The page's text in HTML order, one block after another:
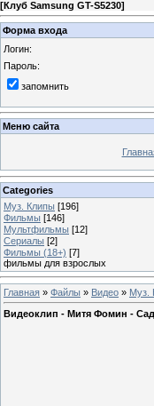
[Клуб Samsung GT-S5230]
Форма входа
Логин:
Пароль:
запомнить
Меню сайта
Categories
Муз. Клипы [196]
Фильмы [146]
Мультфильмы [12]
Сериалы [2]
Фильмы (18+) [7]
фильмы для взрослых
Главная » Файлы » Видео » Муз.
Видеоклип - Митя Фомин -